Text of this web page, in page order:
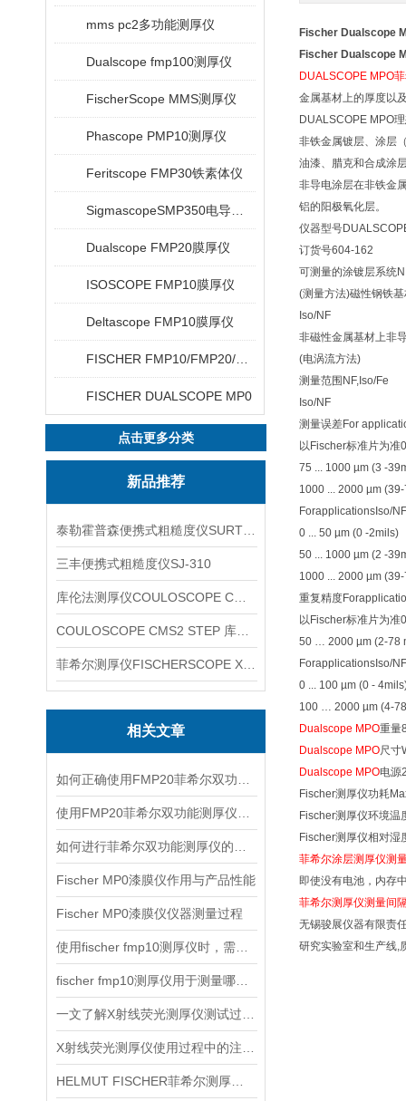
mms pc2多功能测厚仪
Dualscope fmp100测厚仪
FischerScope MMS测厚仪
Phascope PMP10测厚仪
Feritscope FMP30铁素体仪
Dualscope FMP20膜厚仪
ISOSCOPE FMP10膜厚仪
Deltascope FMP10膜厚仪
FISCHER DUALSCOPE MP0
点击更多分类
新品推荐
三丰便携式粗糙度仪SJ-310
相关文章
Fischer MP0漆膜仪作用与产品性能
Fischer MP0漆膜仪仪器测量过程
Fischer Dualscope
Fischer Dualscope
DUALSCOPE MPO
金属基材上的厚度以
DUALSCOPE MPO
非铁金属镀层、涂层
油漆、腊克和合成涂
非导电涂层在非铁金
铝的阳极氧化层。
仪器型号
订货号604-162
可测量的涂镀层系统
(测量方法)磁性钢铁
Iso/NF
非磁性金属基材上非
(电涡流方法)
测量范围
Iso/NF 0-
测量误差For
以Fischer标准片为准
75 ... 1000 µm (3
1000 ... 2000 µm
ForapplicationsIso/NF
0 ... 50 µm (0 -
50 ... 1000 µm (2
1000 ... 2000 µm
重复精度
以Fischer标准片为准
50 … 2000 µm
ForapplicationsIso/NF
0 ... 100 µm (0
100 … 2000 µm
Dualscope MPO重量
Dualscope MPO尺寸
Dualscope MPO电源
Fischer测厚仪功耗
Fischer测厚仪环境温
Fischer测厚仪相对湿
菲希尔涂层测厚仪测
即使没有电池，内存
菲希尔测厚仪测量间
无锡骏展仪器有限责
研究实验室和生产线,